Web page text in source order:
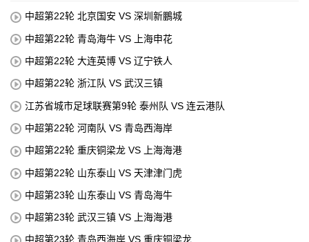
中超第22轮 北京国安 VS 深圳新鵬城
中超第22轮 青岛海牛 VS 上海申花
中超第22轮 大连英博 VS 辽宁铁人
中超第22轮 浙江队 VS 武汉三镇
江苏省城市足球联赛第9轮 泰州队 VS 连云港队
中超第22轮 河南队 VS 青岛西海岸
中超第22轮 重庆铜梁龙 VS 上海海港
中超第22轮 山东泰山 VS 天津津门虎
中超第23轮 山东泰山 VS 青岛海牛
中超第23轮 武汉三镇 VS 上海海港
中超第23轮 青岛西海岸 VS 重庆铜梁龙